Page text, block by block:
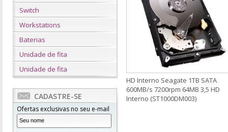
Switch
Workstations
Baterias
Unidade de fita
Unidade de fita
CADASTRE-SE
Ofertas exclusivas no seu e-mail
HD Interno Seagate 1TB SATA
600MB/s 7200rpm 64MB 3,5 HD
Interno (ST1000DM003)